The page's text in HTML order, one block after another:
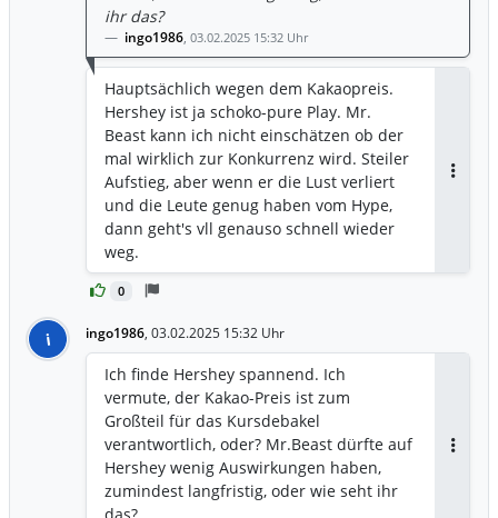
0
ihr das?
ingo1986, 03.02.2025 15:32 Uhr
Hauptsächlich wegen dem Kakaopreis.
Hershey ist ja schoko-pure Play. Mr.
Beast kann ich nicht einschätzen ob der
mal wirklich zur Konkurrenz wird. Steiler
Aufstieg, aber wenn er die Lust verliert
und die Leute genug haben vom Hype,
dann geht's vll genauso schnell wieder
weg.
i ingo1986, 03.02.2025 15:32 Uhr
Ich finde Hershey spannend. Ich
vermute, der Kakao-Preis ist zum
Großteil für das Kursdebakel
verantwortlich, oder? Mr.Beast dürfte auf
Hershey wenig Auswirkungen haben,
zumindest langfristig, oder wie seht ihr